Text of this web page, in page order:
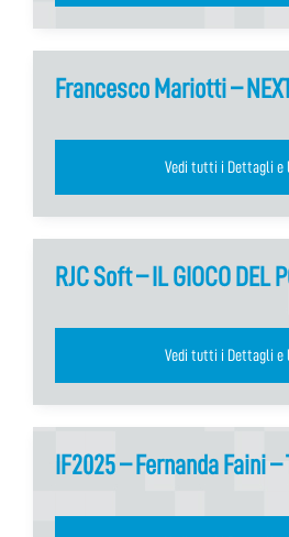
Francesco Mariotti –
RJC Soft – IL GIOCO DEL
IF2025 – Fernanda Faini –